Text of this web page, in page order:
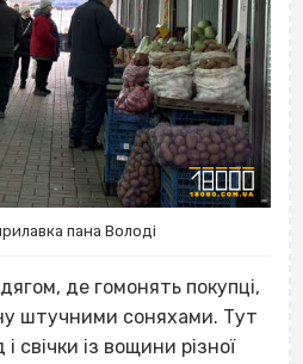
пана Володі
де гомонять покупці,
штучними соняхами. Тут
свічки із вощини різної